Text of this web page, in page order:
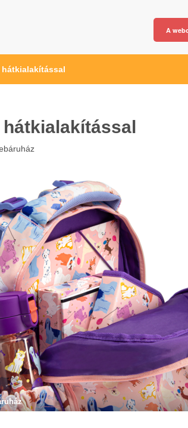
hátkialakítással
A